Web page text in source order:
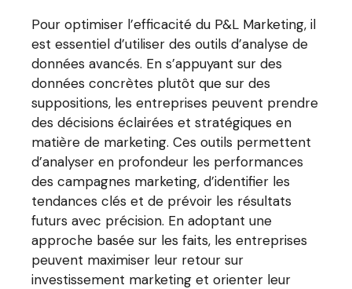
Pour optimiser l’efficacité du P&L Marketing, il
est essentiel d’utiliser des outils d’analyse de
données avancés. En s’appuyant sur des
données concrètes plutôt que sur des
suppositions, les entreprises peuvent prendre
des décisions éclairées et stratégiques en
matière de marketing. Ces outils permettent
d’analyser en profondeur les performances
des campagnes marketing, d’identifier les
tendances clés et de prévoir les résultats
futurs avec précision. En adoptant une
approche basée sur les faits, les entreprises
peuvent maximiser leur retour sur
investissement marketing et orienter leur